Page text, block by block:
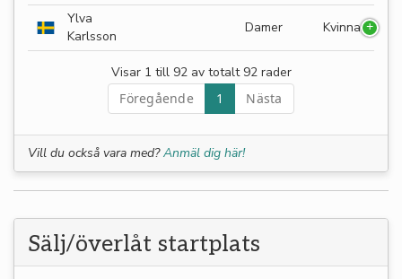
Ylva
Karlsson
Damer Kvinna
Visar 1 till 92 av totalt 92 rader
Föregående
1 Nästa
Vill du också vara med?Anmäl dig här!
Sälj/överlåt startplats